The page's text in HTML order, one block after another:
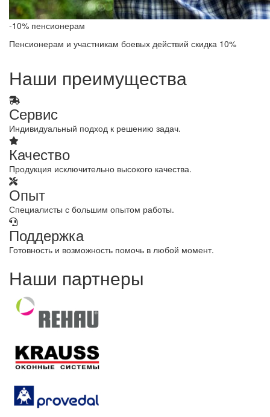
-10% пенсионерам
Пенсионерам и участникам боевых действий скидка 10%
Наши преимущества
Сервис
Индивидуальный подход к решению задач.
Качество
Продукция исключительно высокого качества.
Опыт
Специалисты с большим опытом работы.
Поддержка
Готовность и возможность помочь в любой момент.
Наши партнеры